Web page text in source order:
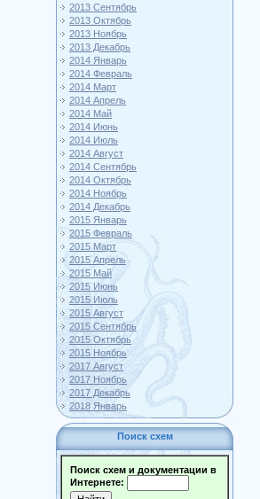
2013 Сентябрь
2013 Октябрь
2013 Ноябрь
2013 Декабрь
2014 Январь
2014 Февраль
2014 Март
2014 Апрель
2014 Май
2014 Июнь
2014 Июль
2014 Август
2014 Сентябрь
2014 Октябрь
2014 Ноябрь
2014 Декабрь
2015 Январь
2015 Февраль
2015 Март
2015 Апрель
2015 Май
2015 Июнь
2015 Июль
2015 Август
2015 Сентябрь
2015 Октябрь
2015 Ноябрь
2017 Август
2017 Ноябрь
2017 Декабрь
2018 Январь
Поиск схем
Поиск схем и документации в
Интернете: